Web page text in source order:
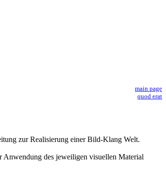
main page
quod erat
zur Realisierung einer Bild-Klang Welt.
Anwendung des jeweiligen visuellen Material